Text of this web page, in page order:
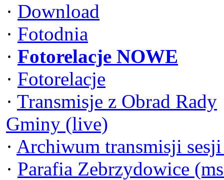
· Download
· Fotodnia
· Fotorelacje NOWE
· Fotorelacje
· Transmisje z Obrad Rady
Gminy (live)
· Archiwum transmisji
· Parafia Zebrzydowice